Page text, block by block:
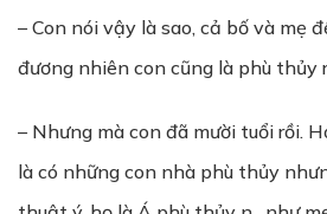
– Con nói vậy là sao, cả bố và mẹ
đương nhiên con cũng là phù thủy
– Nhưng mà con đã mười tuổi rồi.
là có những con nhà phù thủy